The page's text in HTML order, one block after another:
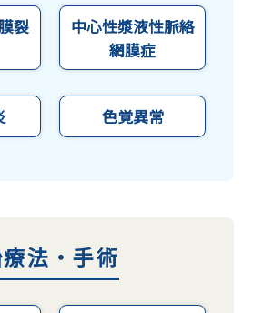
裂
中心性漿液性脈絡
網膜症
色覚異常
法・手術